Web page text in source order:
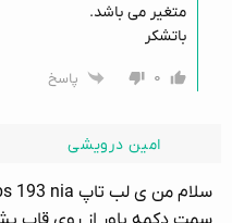
متغیر می باشد.
باتشکر
۰
پاسخ
امین درویشی